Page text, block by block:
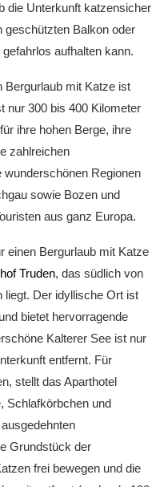
die Unterkunft katzensicher
geschützten Balkon oder
aufhalten kann.
Bergurlaub mit Katze ist
nur 300 bis 400 Kilometer
ihre hohen Berge, ihre
zahlreichen
Regionen
sowie Bozen und
aus ganz Europa.
einen Bergurlaub mit Katze
Truden, das südlich von
liegt. Der idyllische Ort ist
bietet hervorragende
Kalterer See ist nur
entfernt. Für
stellt das Aparthotel
Schlafkörbchen und
Grundstück der
frei bewegen und die